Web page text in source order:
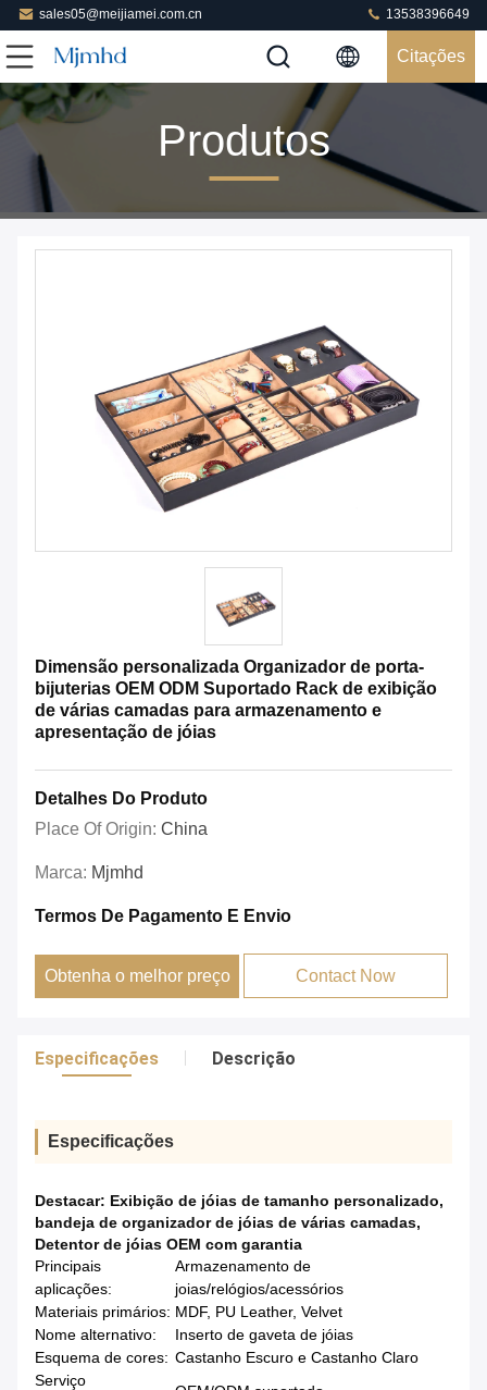
sales05@meijiamei.com.cn 13538396649
Citações
Produtos
Dimensão personalizada Organizador de porta-
bijuterias OEM ODM Suportado Rack de exibição
de várias camadas para armazenamento e
apresentação de jóias
Detalhes Do Produto
Place Of Origin: China
Marca: Mjmhd
Termos De Pagamento E Envio
Obtenha o melhor preço Contact Now
Especificações Descrição
Especificações
Destacar: Exibição de jóias de tamanho personalizado,
bandeja de organizador de jóias de várias camadas,
Detentor de jóias OEM com garantia
Principais
aplicações:
Armazenamento de
joias/relógios/acessórios
Materiais primários: MDF, PU Leather, Velvet
Nome alternativo:
Inserto de gaveta de jóias
Esquema de cores: Castanho Escuro e Castanho Claro
Serviço